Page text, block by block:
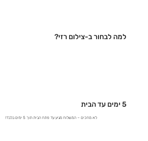
למה לבחור ב-צילום רזי?
5 ימים עד הבית
לא מחכים – המשלוח מגיע עד פתח הבית תוך 5 ימים בלבד!